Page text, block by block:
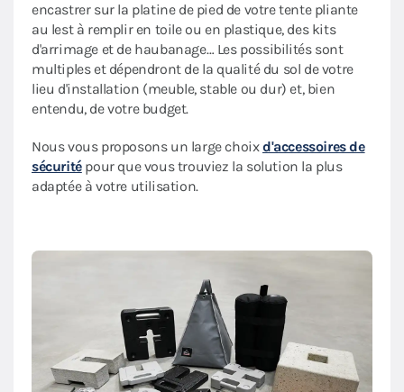
encastrer sur la platine de pied de votre tente pliante
au lest à remplir en toile ou en plastique, des kits
d'arrimage et de haubanage… Les possibilités sont
multiples et dépendront de la qualité du sol de votre
lieu d'installation (meuble, stable ou dur) et, bien
entendu, de votre budget.
Nous vous proposons un large choixd'accessoires de
sécuritépour que vous trouviez la solution la plus
adaptée à votre utilisation.